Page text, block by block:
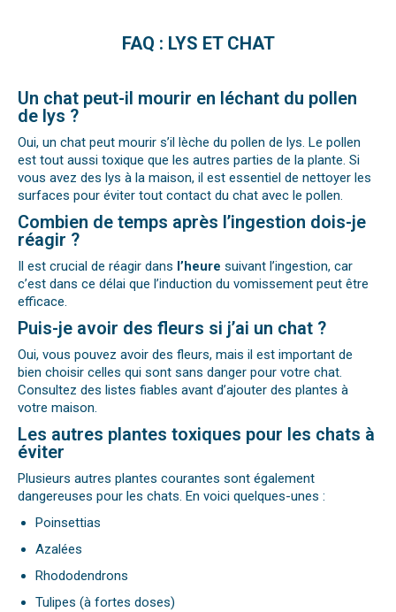
FAQ : LYS ET CHAT
Un chat peut-il mourir en léchant du pollen
de lys ?
Oui, un chat peut mourir s’il lèche du pollen de lys. Le pollen
est tout aussi toxique que les autres parties de la plante. Si
vous avez des lys à la maison, il est essentiel de nettoyer les
surfaces pour éviter tout contact du chat avec le pollen.
Combien de temps après l’ingestion dois-je
réagir ?
Il est crucial de réagir dans l’heure suivant l’ingestion, car
c’est dans ce délai que l’induction du vomissement peut être
efficace.
Puis-je avoir des fleurs si j’ai un chat ?
Oui, vous pouvez avoir des fleurs, mais il est important de
bien choisir celles qui sont sans danger pour votre chat.
Consultez des listes fiables avant d’ajouter des plantes à
votre maison.
Les autres plantes toxiques pour les chats à
éviter
Plusieurs autres plantes courantes sont également
dangereuses pour les chats. En voici quelques-unes :
Poinsettias
Azalées
Rhododendrons
Tulipes (à fortes doses)